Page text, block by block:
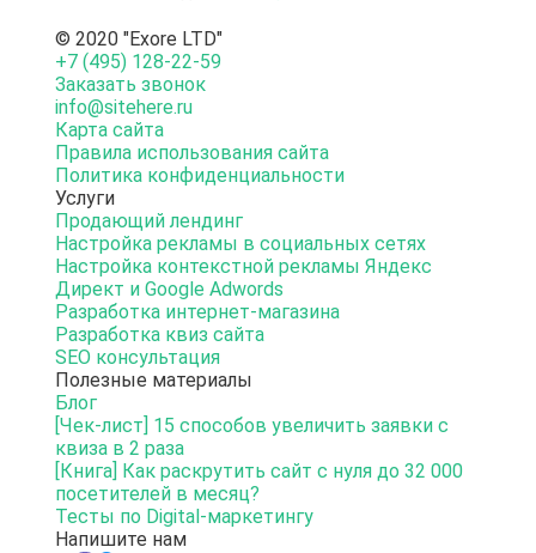
© 2020 "Exore LTD"
+7 (495) 128-22-59
Заказать звонок
info@sitehere.ru
Карта сайта
Правила использования сайта
Политика конфиденциальности
Услуги
Продающий лендинг
Настройка рекламы в социальных сетях
Настройка контекстной рекламы Яндекс
Директ и Google Adwords
Разработка интернет-магазина
Разработка квиз сайта
SEO консультация
Полезные материалы
Блог
[Чек-лист] 15 способов увеличить заявки с
квиза в 2 раза
[Книга] Как раскрутить сайт с нуля до 32 000
посетителей в месяц?
Тесты по Digital-маркетингу
Напишите нам